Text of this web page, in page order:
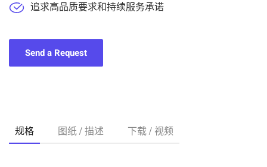
追求高品质要求和持续服务承诺
Send a Request
规格 图纸 / 描述 下载 / 视频